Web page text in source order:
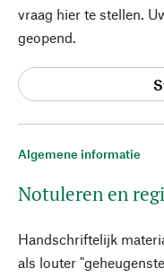
Algemene informatie
Notuleren en
Handschriftelijk
als louter
vraag hier te stellen.
geopend.